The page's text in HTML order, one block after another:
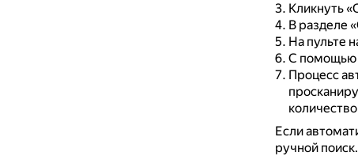
Кликнуть
В разделе
На пульте
С помощью
Процесс
Если
ручной поиск.